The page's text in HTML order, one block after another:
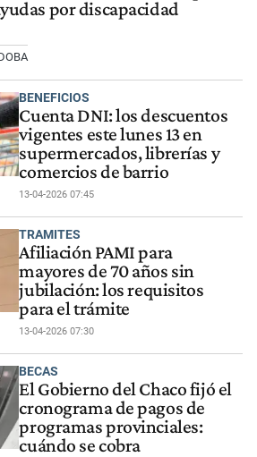
por discapacidad
BENEFICIOS
Cuenta DNI: los descuentos
vigentes este lunes 13 en
supermercados, librerías y
comercios de barrio
13-04-2026 07:45
TRAMITES
Afiliación PAMI para
mayores de 70 años sin
jubilación: los requisitos
para el trámite
13-04-2026 07:30
BECAS
El Gobierno del Chaco fijó el
cronograma de pagos de
programas provinciales:
cuándo se cobra